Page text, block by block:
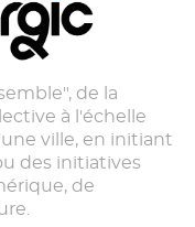
de la
à l'échelle
ville, en initiant
des initiatives
de